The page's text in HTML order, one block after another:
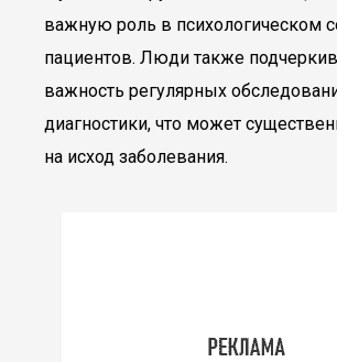
важную роль в психологическом
пациентов. Люди также
важность регулярных
диагностики, что может
на исход заболевания.